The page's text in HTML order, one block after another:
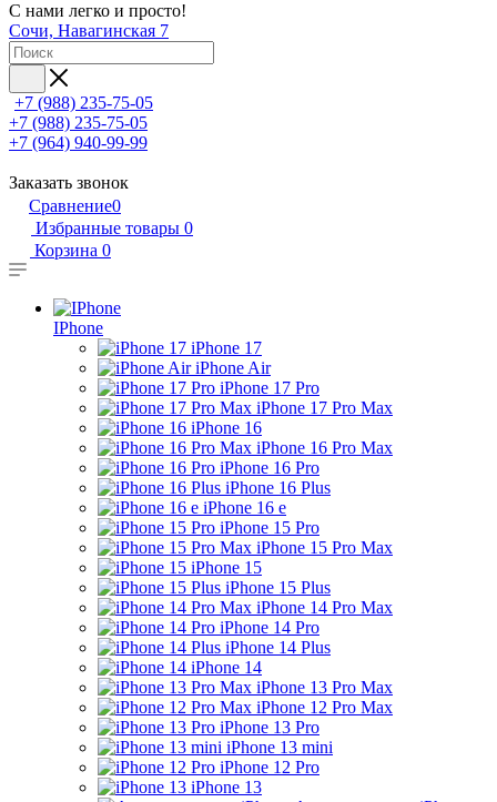
С нами легко и просто!
Сочи, Навагинская 7
+7 (988) 235-75-05
+7 (988) 235-75-05
+7 (964) 940-99-99
Заказать звонок
Сравнение0
Избранные товары 0
Корзина 0
IPhone
iPhone 17
iPhone Air
iPhone 17 Pro
iPhone 17 Pro Max
iPhone 16
iPhone 16 Pro Max
iPhone 16 Pro
iPhone 16 Plus
iPhone 16 e
iPhone 15 Pro
iPhone 15 Pro Max
iPhone 15
iPhone 15 Plus
iPhone 14 Pro Max
iPhone 14 Pro
iPhone 14 Plus
iPhone 14
iPhone 13 Pro Max
iPhone 12 Pro Max
iPhone 13 Pro
iPhone 13 mini
iPhone 12 Pro
iPhone 13